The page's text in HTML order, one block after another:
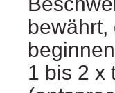
1 bis 2 x